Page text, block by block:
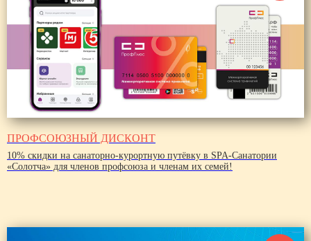
ПРОФСОЮЗНЫЙ ДИСКОНТ
10% скидки на санаторно-курортную путёвку в SPA-Санатории
«Солотча» для членов профсоюза и членам их семей!